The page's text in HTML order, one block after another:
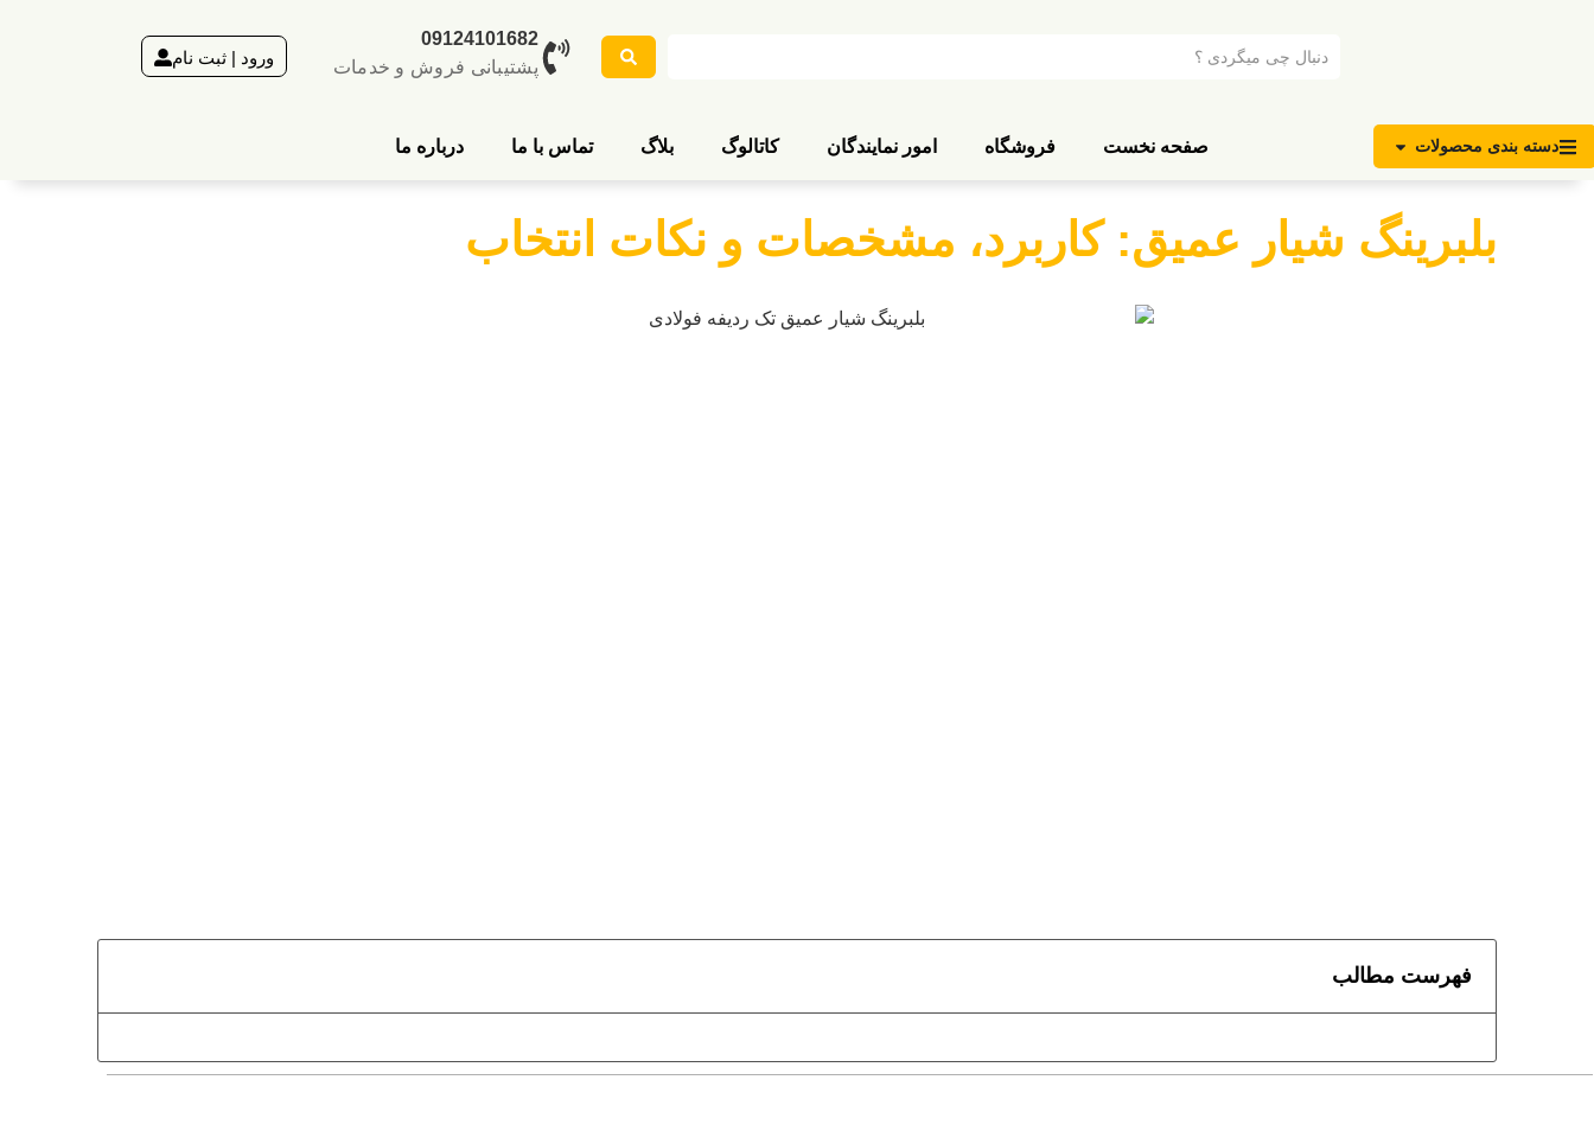
09124101682
پشتیبانی فروش و خدمات
ورود | ثبت نام
دسته بندی محصولات صفحه نخست فروشگاه امور نمایندگان کاتالوگ بلاگ تماس با ما درباره ما
بلبرینگ شیار عمیق: کاربرد، مشخصات و نکات انتخاب
فهرست مطالب